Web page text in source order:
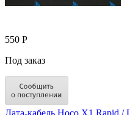
550 Р
Под заказ